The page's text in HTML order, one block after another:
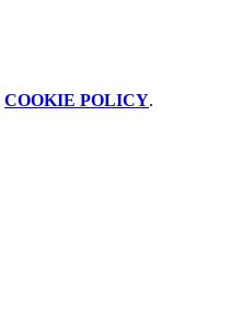
COOKIE POLICY.